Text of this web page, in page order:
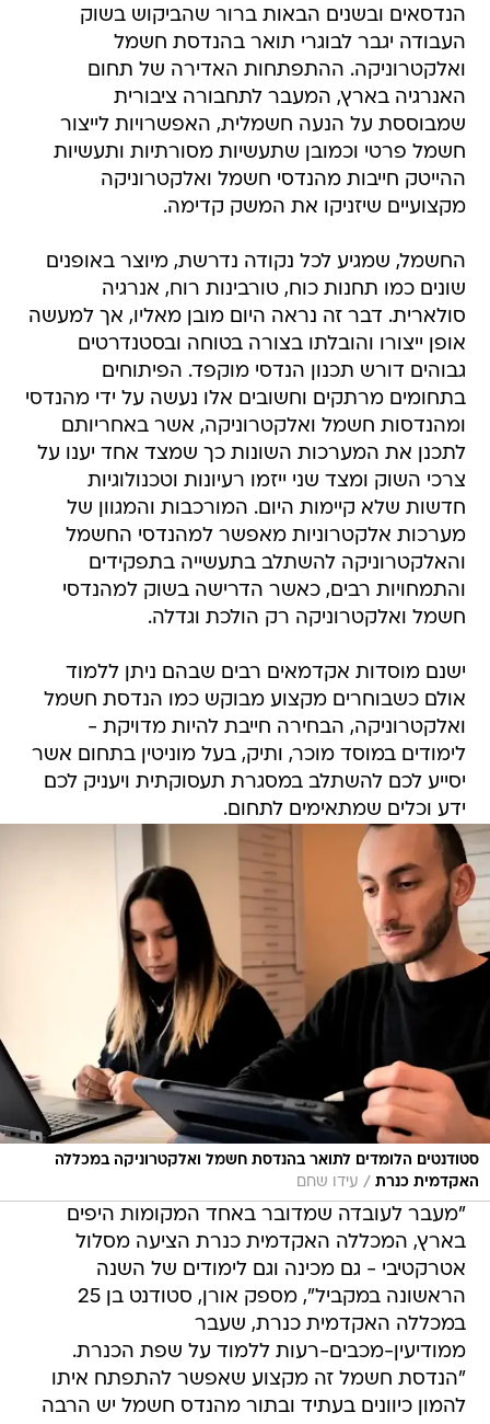
הנדסאים ובשנים הבאות ברור שהביקוש בשוק
העבודה יגבר לבוגרי תואר בהנדסת חשמל
ואלקטרוניקה. ההתפתחות האדירה של תחום
האנרגיה בארץ, המעבר לתחבורה ציבורית
שמבוססת על הנעה חשמלית, האפשרויות לייצור
חשמל פרטי וכמובן שתעשיות מסורתיות ותעשיות
ההייטק חייבות מהנדסי חשמל ואלקטרוניקה
מקצועיים שיזניקו את המשק קדימה.
החשמל, שמגיע לכל נקודה נדרשת, מיוצר באופנים
שונים כמו תחנות כוח, טורבינות רוח, אנרגיה
סולארית. דבר זה נראה היום מובן מאליו, אך למעשה
אופן ייצורו והובלתו בצורה בטוחה ובסטנדרטים
גבוהים דורש תכנון הנדסי מוקפד. הפיתוחים
בתחומים מרתקים וחשובים אלו נעשה על ידי מהנדסי
ומהנדסות חשמל ואלקטרוניקה, אשר באחריותם
לתכנן את המערכות השונות כך שמצד אחד יענו על
צרכי השוק ומצד שני ייזמו רעיונות וטכנולוגיות
חדשות שלא קיימות היום. המורכבות והמגוון של
מערכות אלקטרוניות מאפשר למהנדסי החשמל
והאלקטרוניקה להשתלב בתעשייה בתפקידים
והתמחויות רבים, כאשר הדרישה בשוק למהנדסי
חשמל ואלקטרוניקה רק הולכת וגדלה.
ישנם מוסדות אקדמאים רבים שבהם ניתן ללמוד
אולם כשבוחרים מקצוע מבוקש כמו הנדסת חשמל
ואלקטרוניקה, הבחירה חייבת להיות מדויקת -
לימודים במוסד מוכר, ותיק, בעל מוניטין בתחום אשר
יסייע לכם להשתלב במסגרת תעסוקתית ויעניק לכם
ידע וכלים שמתאימים לתחום.
סטודנטים הלומדים לתואר בהנדסת חשמל ואלקטרוניקה במכללה
האקדמית כנרת / עידו שחם
"מעבר לעובדה שמדובר באחד המקומות היפים
בארץ, המכללה האקדמית כנרת הציעה מסלול
אטרקטיבי - גם מכינה וגם לימודים של השנה
הראשונה במקביל", מספק אורן, סטודנט בן 25
במכללה האקדמית כנרת, שעבר
ממודיעין-מכבים-רעות ללמוד על שפת הכנרת.
"הנדסת חשמל זה מקצוע שאפשר להתפתח איתו
להמון כיוונים בעתיד ובתור מהנדס חשמל יש הרבה